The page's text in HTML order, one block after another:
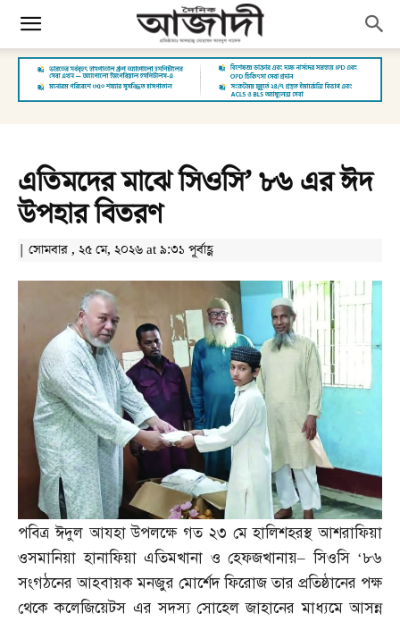
এতিমদের মাঝে সিওসি’ ৮৬ এর ঈদ
উপহার বিতরণ
| সোমবার , ২৫ মে, ২০২৬ at ৯:৩১ পূর্বাহ্ণ
পবিত্র ঈদুল আযহা উপলক্ষে গত ২৩ মে হালিশহরস্থ আশরাফিয়া
ওসমানিয়া হানাফিয়া এতিমখানা ও হেফজখানায়–সিওসি ‘৮৬
সংগঠনের আহবায়ক মনজুর মোর্শেদ ফিরোজ তার প্রতিষ্ঠানের পক্ষ
থেকে কলেজিয়েটস এর সদস্য সোহেল জাহানের মাধ্যমে আসন্ন